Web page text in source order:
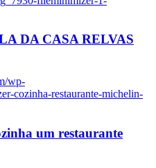
DA CASA RELVAS
wp-
cozinha-restaurante-michelin-
um restaurante